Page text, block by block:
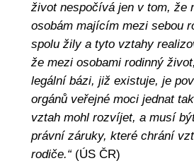
život nespočívá jen v tom, že
osobám majícím mezi sebou
spolu žily a tyto vztahy
že mezi osobami rodinný
legální bázi, již existuje, je
orgánů veřejné moci jednat
vztah mohl rozvíjet, a musí
právní záruky, které chrání
rodiče.“(ÚS ČR)